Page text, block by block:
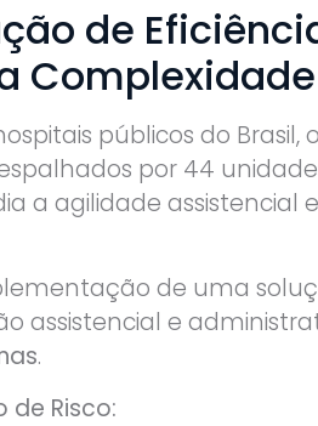
de
Complexidade
públicos do Brasil,
por 44
a agilidade assistencial
de uma
assistencial e
.
de Risco: